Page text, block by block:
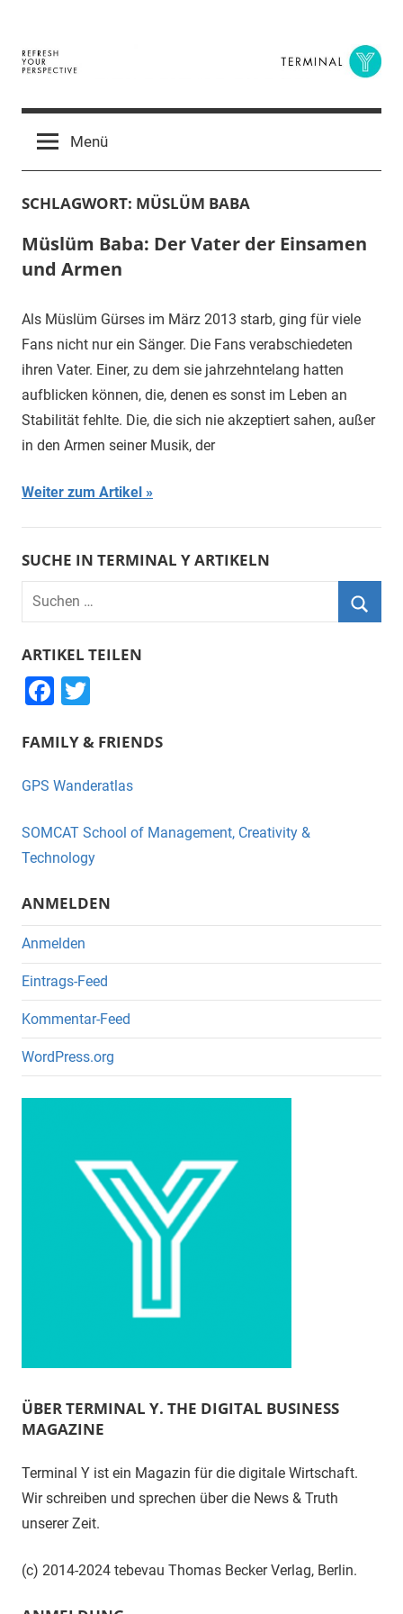
springen
Terminal
Y
Digital
BusinessMenü
SCHLAGWORT: MÜSLÜM BABA
Müslüm Baba: Der Vater der Einsamen
und Armen
Als Müslüm Gürses im März 2013 starb, ging für viele
Fans nicht nur ein Sänger. Die Fans verabschiedeten
ihren Vater. Einer, zu dem sie jahrzehntelang hatten
aufblicken können, die, denen es sonst im Leben an
Stabilität fehlte. Die, die sich nie akzeptiert sahen, außer
in den Armen seiner Musik, der
Weiter zum Artikel
SUCHE IN TERMINAL Y ARTIKELN
Suchen
nach:
ARTIKEL TEILEN
F
c
e
o
o
k
tt
er
FAMILY & FRIENDS
GPS Wanderatlas
SOMCAT School of Management, Creativity &
Technology
ANMELDEN
Anmelden
Eintrags-Feed
Kommentar-Feed
WordPress.org
ÜBER TERMINAL Y. THE DIGITAL BUSINESS
MAGAZINE
Terminal Y ist ein Magazin für die digitale Wirtschaft.
Wir schreiben und sprechen über die News & Truth
unserer Zeit.
(c) 2014-2024 tebevau Thomas Becker Verlag, Berlin.